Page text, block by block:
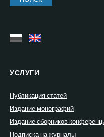
УСЛУГИ
Публикация статей
Издание монографий
Издание сборников
Подписка на журналы